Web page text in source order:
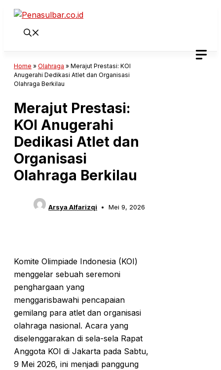
Langsung
Home » Olahraga » Merajut Prestasi: KOI
Anugerahi Dedikasi Atlet dan Organisasi
Olahraga Berkilau
Merajut Prestasi:
KOI Anugerahi
Dedikasi Atlet dan
Organisasi
Olahraga Berkilau
Arsya Alfarizqi Mei 9, 2026
Komite Olimpiade Indonesia (KOI)
menggelar sebuah seremoni
penghargaan yang
menggarisbawahi pencapaian
gemilang para atlet dan organisasi
olahraga nasional. Acara yang
diselenggarakan di sela-sela Rapat
Anggota KOI di Jakarta pada Sabtu,
9 Mei 2026, ini menjadi panggung